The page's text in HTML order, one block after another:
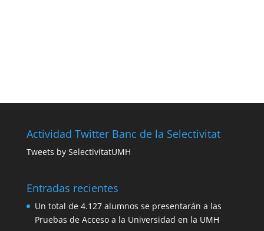
Actividad Twitter Banc de la Selectivitat
Tweets by SelectivitatUMH
Entradas recientes
Un total de 4.127 alumnos se presentarán a las
Pruebas de Acceso a la Universidad en la UMH